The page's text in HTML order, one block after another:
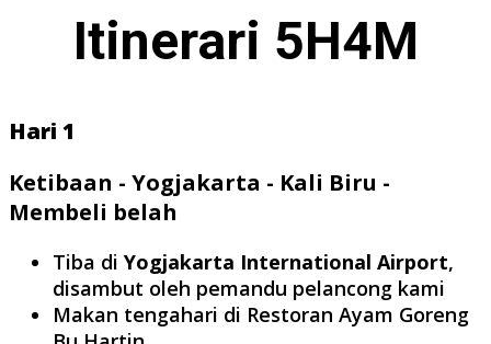
Itinerari 5H4M
Hari 1
Ketibaan - Yogjakarta - Kali Biru -
Membeli belah
Tiba di Yogjakarta International Airport,
disambut oleh pemandu pelancong kami
Makan tengahari di Restoran Ayam Goreng